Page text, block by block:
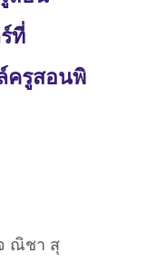
ที่
ครูสอนพิ
ณิชา สุ